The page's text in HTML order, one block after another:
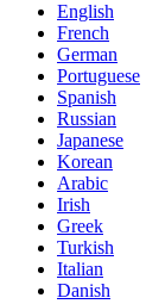
English
French
German
Portuguese
Spanish
Russian
Japanese
Korean
Arabic
Irish
Greek
Turkish
Italian
Danish